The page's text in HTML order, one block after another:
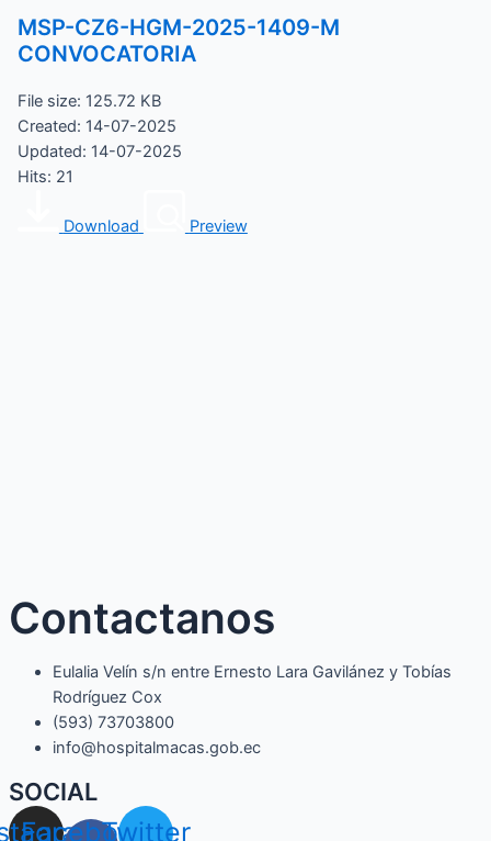
MSP-CZ6-HGM-2025-1409-M
CONVOCATORIA
File size: 125.72 KB
Created: 14-07-2025
Updated: 14-07-2025
Hits: 21
Download Preview
Contactanos
Eulalia Velín s/n entre Ernesto Lara Gavilánez y Tobías
Rodríguez Cox
(593) 73703800​
info@hospitalmacas.gob.ec
SOCIAL
Facebook-
Twitter